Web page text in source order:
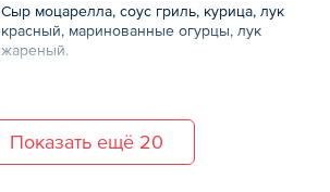
Сыр моцарелла, соус гриль, курица, лук
красный, маринованные огурцы, лук
жареный.
Показать ещё 20